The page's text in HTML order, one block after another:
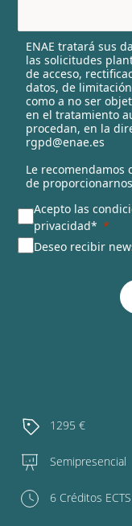
l
e
c
t
e
d
ENAE tratará sus
las solicitudes
de acceso,
datos, de
como a no ser
en el tratamiento
procedan, en la
rgpd@enae.es
Le recomendamos
de
Acepto las
privacidad*
Deseo recibir
1295 €
Semipresencial
6 Créditos ECTS